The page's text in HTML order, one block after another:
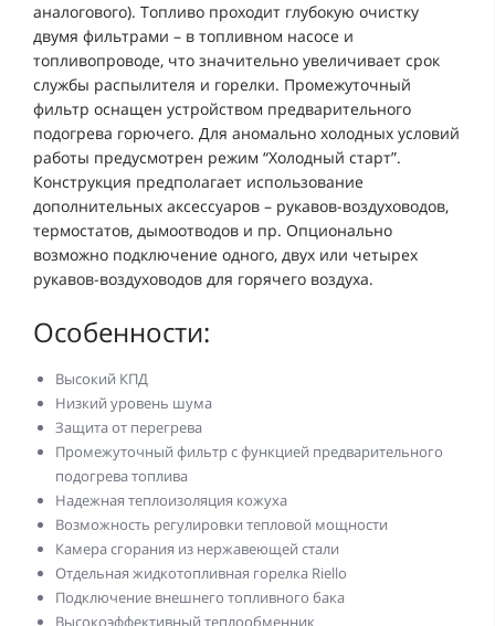
аналогового). Топливо проходит глубокую очистку
двумя фильтрами – в топливном насосе и
топливопроводе, что значительно увеличивает срок
службы распылителя и горелки. Промежуточный
фильтр оснащен устройством предварительного
подогрева горючего. Для аномально холодных условий
работы предусмотрен режим “Холодный старт”.
Конструкция предполагает использование
дополнительных аксессуаров – рукавов-воздуховодов,
термостатов, дымоотводов и пр. Опционально
возможно подключение одного, двух или четырех
рукавов-воздуховодов для горячего воздуха.
Особенности:
Высокий КПД
Низкий уровень шума
Защита от перегрева
Промежуточный фильтр с функцией предварительного
подогрева топлива
Надежная теплоизоляция кожуха
Возможность регулировки тепловой мощности
Камера сгорания из нержавеющей стали
Отдельная жидкотопливная горелка Riello
Подключение внешнего топливного бака
Высокоэффективный теплообменник